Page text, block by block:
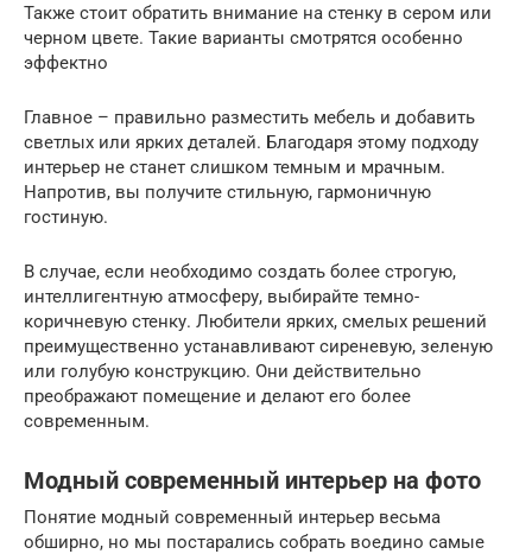
Также стоит обратить внимание на стенку в сером или
черном цвете. Такие варианты смотрятся особенно
эффектно
Главное – правильно разместить мебель и добавить
светлых или ярких деталей. Благодаря этому подходу
интерьер не станет слишком темным и мрачным.
Напротив, вы получите стильную, гармоничную
гостиную.
В случае, если необходимо создать более строгую,
интеллигентную атмосферу, выбирайте темно-
коричневую стенку. Любители ярких, смелых решений
преимущественно устанавливают сиреневую, зеленую
или голубую конструкцию. Они действительно
преображают помещение и делают его более
современным.
Модный современный интерьер на фото
Понятие модный современный интерьер весьма
обширно, но мы постарались собрать воедино самые